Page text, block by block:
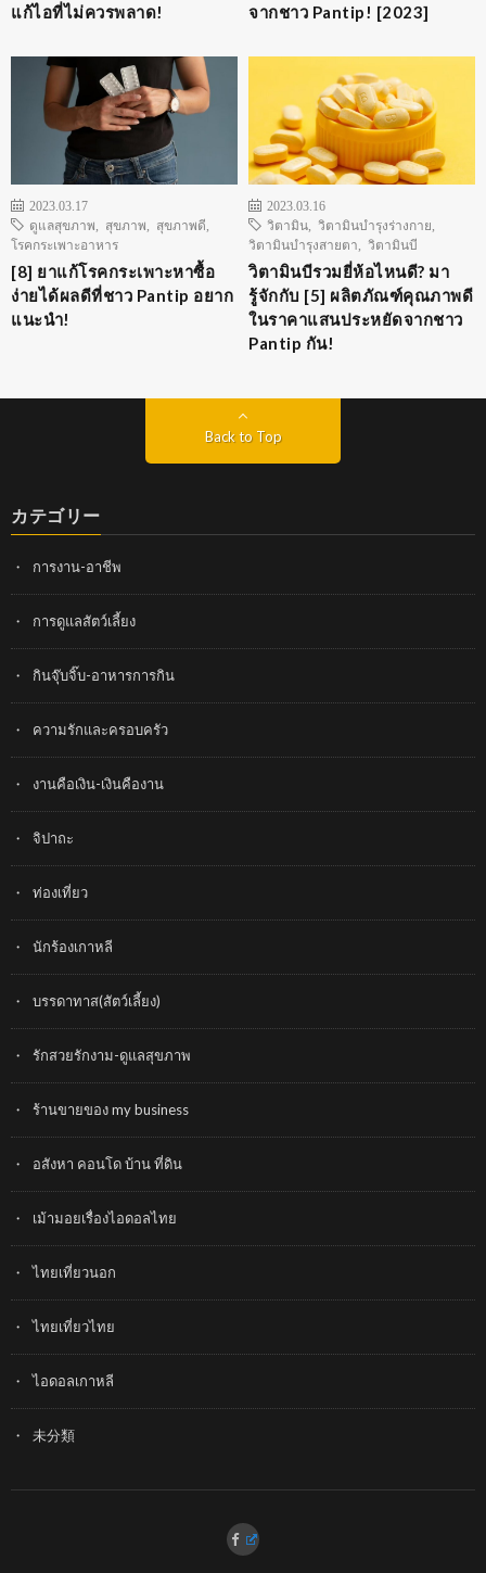
แก้ไอที่ไม่ควรพลาด!
จากชาว Pantip! [2023]
2023.03.17
ดูแลสุขภาพ
สุขภาพ สุขภาพดี
โรคกระเพาะอาหาร
[8] ยาแก้โรคกระเพาะหาซื้อ
ง่ายได้ผลดีที่ชาว Pantip อยาก
แนะนำ!
2023.03.16
วิตามิน
วิตามินบำรุงร่างกาย
วิตามินบำรุงสายตา
วิตามินบี
วิตามินบีรวมยี่ห้อไหนดี? มา
รู้จักกับ [5] ผลิตภัณฑ์คุณภาพดี
ในราคาแสนประหยัดจากชาว
Pantip กัน!
Back to Top
カテゴリー
การงาน-อาชีพ
การดูแลสัตว์เลี้ยง
กินจุ๊บจิ๊บ-อาหารการกิน
ความรักและครอบครัว
งานคือเงิน-เงินคืองาน
จิปาถะ
ท่องเที่ยว
นักร้องเกาหลี
บรรดาทาส(สัตว์เลี้ยง)
รักสวยรักงาม-ดูแลสุขภาพ
ร้านขายของ my business
อสังหา คอนโด บ้าน ที่ดิน
เม้ามอยเรื่องไอดอลไทย
ไทยเที่ยวนอก
ไทยเที่ยวไทย
ไอดอลเกาหลี
未分類